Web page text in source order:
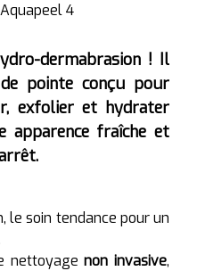
4
- PDRN
- LUMIXA
FRANÇA
léger
spéciaux
4
dermabrasion ! Il
pointe conçu pour
exfolier et hydrater
apparence fraîche et
le soin tendance pour un
nettoyagenon invasive,